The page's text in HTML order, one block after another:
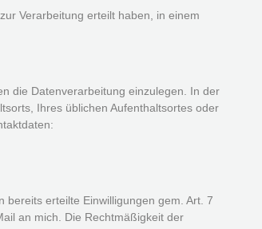
Verarbeitung erteilt haben, in einem
die Datenverarbeitung einzulegen. In der
Ihres üblichen Aufenthaltsortes oder
erteilte Einwilligungen gem. Art. 7
an mich. Die Rechtmäßigkeit der